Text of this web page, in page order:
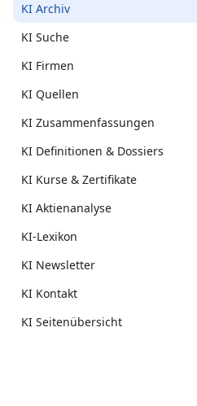
KI Archiv
KI Suche
KI Firmen
KI Quellen
KI Zusammenfassungen
KI Definitionen & Dossiers
KI Kurse & Zertifikate
KI Aktienanalyse
KI-Lexikon
KI Newsletter
KI Kontakt
KI Seitenübersicht